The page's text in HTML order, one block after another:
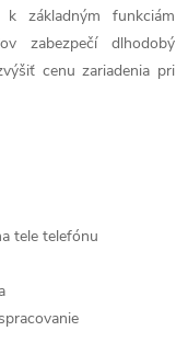
základným funkciám
zabezpečí dlhodobý
cenu zariadenia pri
tele telefónu